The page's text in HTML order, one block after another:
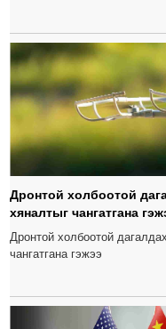
Дронтой холбоотой
хяналтыг чангатгана
Дронтой холбоотой
чангатгана гэжээ